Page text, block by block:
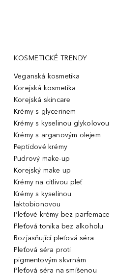
KOSMETICKÉ TRENDY
Veganská kosmetika
Korejská kosmetika
Korejská skincare
Krémy s glycerinem
Krémy s kyselinou glykolovou
Krémy s arganovým olejem
Peptidové krémy
Pudrový make-up
Korejský make up
Krémy na citlivou pleť
Krémy s kyselinou
laktobionovou
Pleťové krémy bez parfemace
Pleťová tonika bez alkoholu
Rozjasňující pleťová séra
Pleťová séra proti
pigmentovým skvrnám
Pleťová séra na smíšenou